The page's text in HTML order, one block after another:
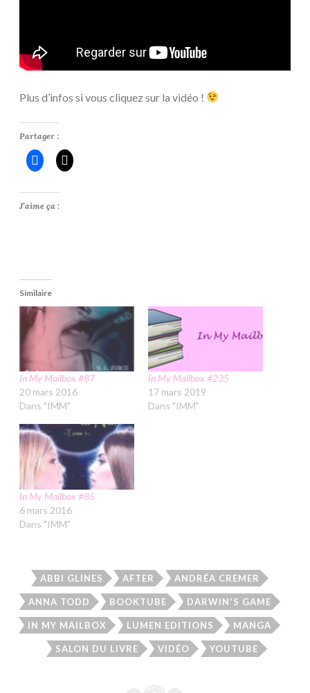
Plus d’infos si vous cliquez sur la vidéo !
Partager :
J’aime ça :
Similaire
In My Mailbox #87
20 mars 2016
Dans "IMM"
In My Mailbox #235
17 mars 2019
Dans "IMM"
In My Mailbox #85
6 mars 2016
Dans "IMM"
ABBI GLINES AFTER ANDRÉA CREMER
ANNA TODD BOOKTUBE DARWIN'S GAME
IN MY MAILBOX LUMEN EDITIONS MANGA
SALON DU LIVRE VIDÉO YOUTUBE